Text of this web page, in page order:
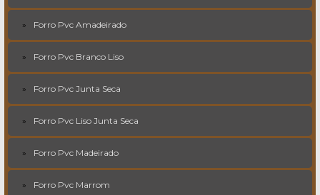
Forro Pvc Amadeirado
Forro Pvc Branco Liso
Forro Pvc Junta Seca
Forro Pvc Liso Junta Seca
Forro Pvc Madeirado
Forro Pvc Marrom